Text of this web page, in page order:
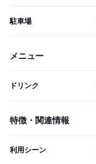
駐車場
メニュー
ドリンク
特徴・関連情報
利用シーン